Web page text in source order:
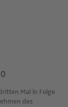
Mal in Folge
des